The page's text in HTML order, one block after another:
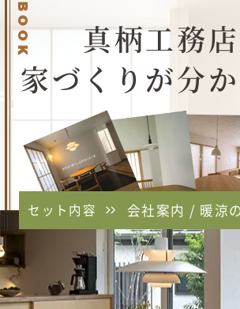
BOOK
真柄工務
家づくりが分
セット内容 会社案内 / 暖涼